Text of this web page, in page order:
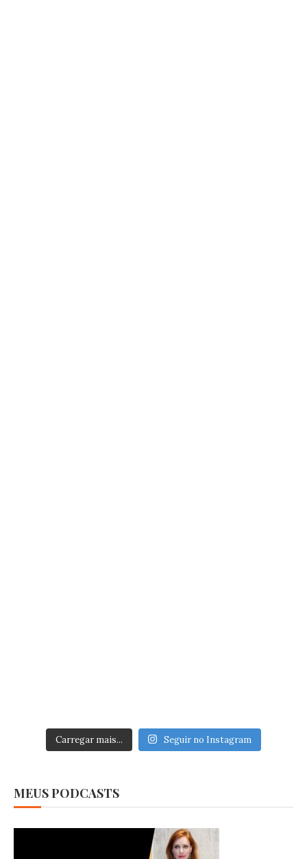
Carregar mais... Seguir no Instagram
MEUS PODCASTS